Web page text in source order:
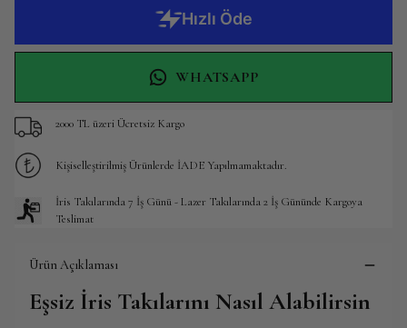
WHATSAPP
2000 TL üzeri Ücretsiz Kargo
Kişiselleştirilmiş Ürünlerde İADE Yapılmamaktadır.
İris Takılarında 7 İş Günü - Lazer Takılarında 2 İş Gününde Kargoya
Teslimat
Ürün Açıklaması
Eşsiz İris Takılarını Nasıl Alabilirsin